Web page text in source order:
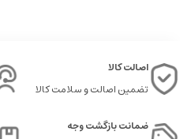
اصالت کالا
تضمین اصالت و سلامت کالا
ضمانت بازگشت وجه